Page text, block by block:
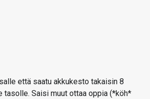
että saatu akkukesto takaisin 8
tasolle. Saisi muut ottaa oppia (*köh*